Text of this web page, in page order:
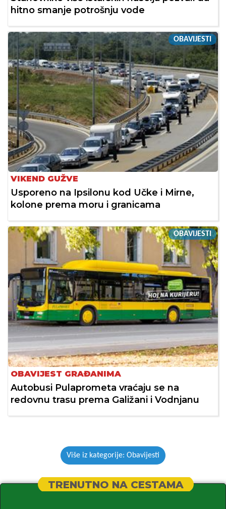
hitno smanje potrošnju vode
OBAVIJESTI
VIKEND GUŽVE
Usporeno na Ipsilonu kod Učke i Mirne,
kolone prema moru i granicama
OBAVIJESTI
OBAVIJEST GRAĐANIMA
Autobusi Pulaprometa vraćaju se na
redovnu trasu prema Galižani i Vodnjanu
Više iz kategorije: Obavijesti
TRENUTNO NA CESTAMA